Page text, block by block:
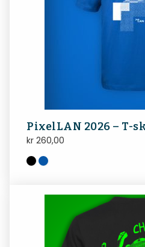
PixelLAN 2026 – T-
kr 260,00